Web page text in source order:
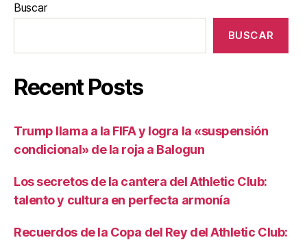
Buscar
BUSCAR
Recent Posts
Trump llama a la FIFA y logra la «suspensión
condicional» de la roja a Balogun
Los secretos de la cantera del Athletic Club:
talento y cultura en perfecta armonía
Recuerdos de la Copa del Rey del Athletic Club: